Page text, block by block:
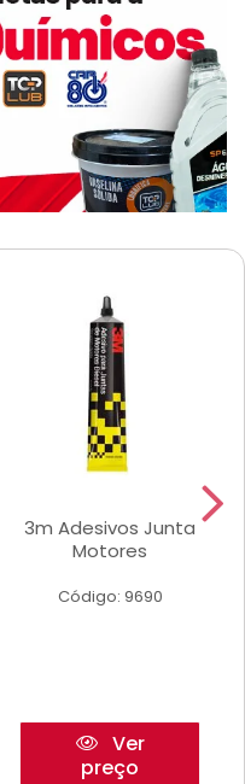
3m Adesivos Junta
Motores
Código: 9690
Ver
preço